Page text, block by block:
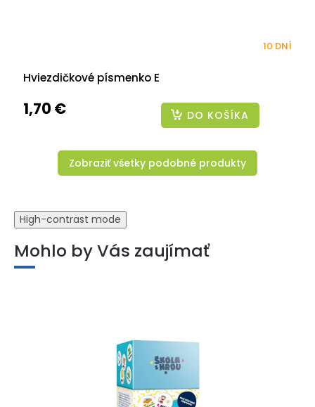
Hviezdičkové písmenko E
10 DNÍ
1,70 € DO KOŠÍKA
Zobraziť všetky podobné produkty
High-contrast mode
Mohlo by Vás zaujímať